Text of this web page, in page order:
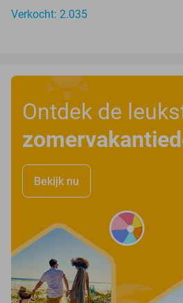
Verkocht: 2.035
Ontdek de
Bekijk nu